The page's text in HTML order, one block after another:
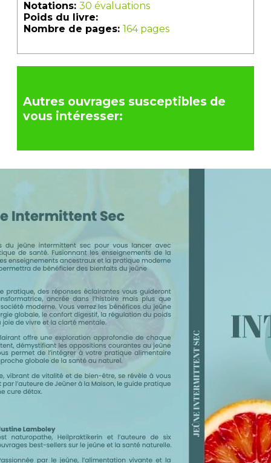
Notations: 30 évaluations
Poids du livre:
Nombre de pages: 164 pages
Autres ouvrages susceptibles de
vous intéresser: